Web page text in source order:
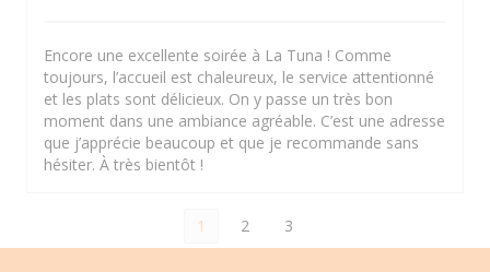
Encore une excellente soirée à La Tuna ! Comme
toujours, l’accueil est chaleureux, le service attentionné
et les plats sont délicieux. On y passe un très bon
moment dans une ambiance agréable. C’est une adresse
que j’apprécie beaucoup et que je recommande sans
hésiter. À très bientôt !
1 2 3